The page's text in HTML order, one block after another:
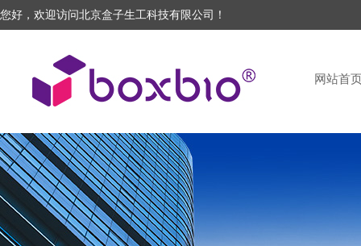
您好，欢迎访问北京盒子生工科技有限公司！
网站首